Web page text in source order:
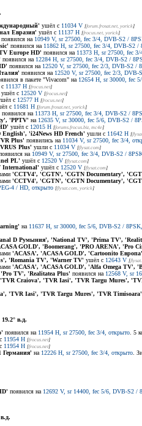
ушёл с 11034 V [forum.frosat.net, yorick]
Евразия' ушёл с 11137 H [frocus.net, yorick]
появился на 10949 V, sr 27500, fec 3/4, DVB-S2 /
появился на 11862 H, sr 27500, fec 3/4, DVB-S2
Europe HD' появился на 11373 H, sr 27500, fec
появился на 12284 H, sr 27500, fec 3/4, DVB-S2 /
появился на 12520 V, sr 27500, fec 2/3, DVB-S2 /
появился на 12520 V, sr 27500, fec 2/3,
в пакете "Vivacom" на 12654 H, sr 30000, fec
11137 H [frocus.net]
ушёл с 12520 V [frocus.net]
с 12577 H [frocus.net]
с 11681 H [forum.frosat.net, yorick]
появился на 11373 H, sr 27500, fec 3/4, DVB-S2 /
'PPTV' на 12635 V, sr 30000, fec 5/6, DVB-S2 /
ушёл с 12015 H [forums.frocus.biz, mc4e ]
English', 'i24News HD French' ушли с 11642 H [
Plus' появились на 11034 V, sr 27500, fec 3/4,
Plus' ушли с 11034 V [flysat.com]
на 10949 V, sr 27500, fec 3/4, DVB-S2 /
PL' ушёл с 12520 V [flysat.com]
International' ушёл с 12520 V [flysat.com]
'CCTV4', 'CGTN', 'CGTN Documentary',
'CCTV4', 'CGTN', 'CGTN Documentary',
4 / HD, открыто [flysat.com, yorick]
на 11637 H, sr 30000, fec 5/6, DVB-S2 /
D Румыния', 'National TV', 'Prima TV',
GOLD', 'Boomerang', 'PRO ARENA', 'Pro
'ACASA', 'ACASA GOLD', 'Cartoonito
'Romania TV', 'Warner TV' ушёл с 12643 V [
'ACASA', 'ACASA GOLD', 'Alfa Omega TV',
TV', 'Realitatea Plus' появился на 12568 V, sr
Craiova', 'TVR Iasi', 'TVR Targu Mures',
'TVR Iasi', 'TVR Targu Mures', 'TVR Timisoara'
19.2° в.д.
появился на 11954 H, sr 27500, fec 3/4, открыто . 5
11954 H [frocus.net]
11954 H [frocus.net]
Германия' на 12226 H, sr 27500, fec 3/4, открыто .
появился на 12692 V, sr 14400, fec 5/6, DVB-S2 /